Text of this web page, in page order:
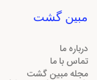
مبین گشت
درباره ما
تماس با ما
مجله مبین گشت